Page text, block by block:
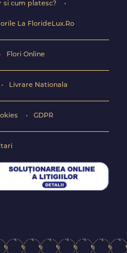
si cum platesc?
La FlorideLux.Ro
Flori Online
Livrare Nationala
GDPR